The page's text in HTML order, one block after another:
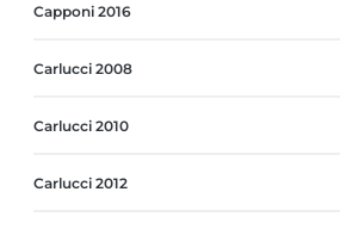
Capponi 2016
Carlucci 2008
Carlucci 2010
Carlucci 2012